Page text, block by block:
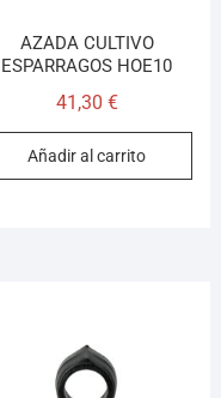
AZADA CULTIVO
ESPARRAGOS HOE10
41,30 €
Añadir al carrito